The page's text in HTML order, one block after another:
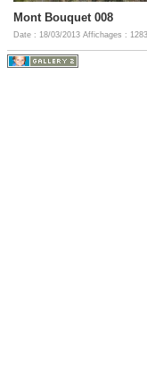
Mont Bouquet 008
Date : 18/03/2013 Affichages :